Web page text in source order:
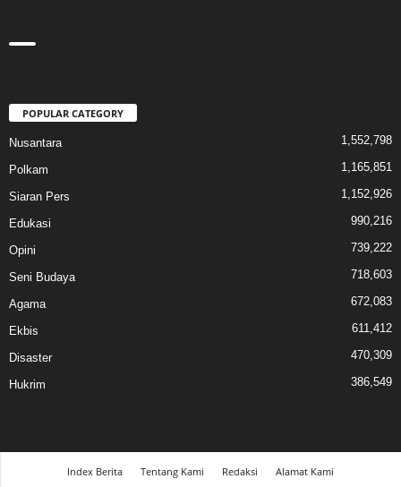
POPULAR CATEGORY
Nusantara 1,552,798
Polkam 1,165,851
Siaran Pers 1,152,926
Edukasi 990,216
Opini 739,222
Seni Budaya 718,603
Agama 672,083
Ekbis 611,412
Disaster 470,309
Hukrim 386,549
Index Berita Tentang Kami Redaksi
Alamat Kami